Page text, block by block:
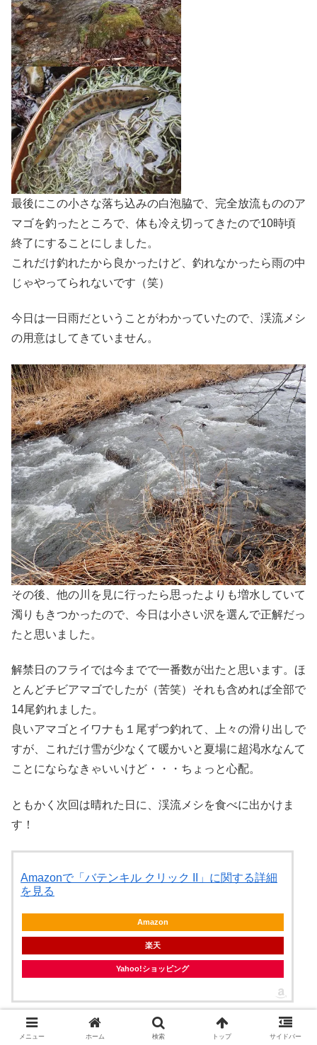
最後にこの小さな落ち込みの白泡脇で、完全放流もののア
マゴを釣ったところで、体も冷え切ってきたので10時頃
終了にすることにしました。
これだけ釣れたから良かったけど、釣れなかったら雨の中
じゃやってられないです（笑）
今日は一日雨だということがわかっていたので、渓流メシ
の用意はしてきていません。
その後、他の川を見に行ったら思ったよりも増水していて
濁りもきつかったので、今日は小さい沢を選んで正解だっ
たと思いました。
解禁日のフライでは今までで一番数が出たと思います。ほ
とんどチビアマゴでしたが（苦笑）それも含めれば全部で
14尾釣れました。
良いアマゴとイワナも１尾ずつ釣れて、上々の滑り出しで
すが、これだけ雪が少なくて暖かいと夏場に超渇水なんて
ことにならなきゃいいけど・・・ちょっと心配。
ともかく次回は晴れた日に、渓流メシを食べに出かけま
す！
Amazonで「バテンキル クリック II」に関する詳細
を見る
Amazon
楽天
Yahoo!ショッピング
メニュー ホーム 検索 トップ サイドバー